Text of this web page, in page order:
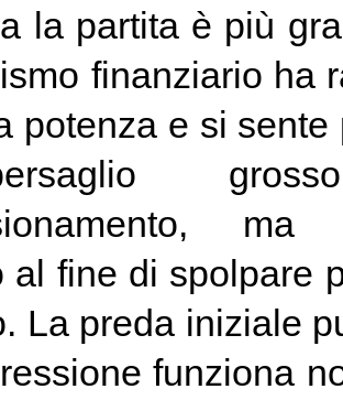
la partita è più
finanziario ha
potenza e si sente
al fine di spolpare
La preda iniziale
funziona